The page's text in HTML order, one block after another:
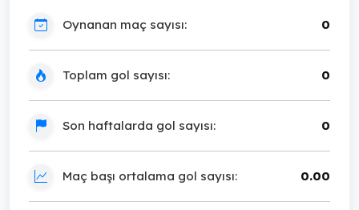
Oynanan maç sayısı: 0
Toplam gol sayısı: 0
Son haftalarda gol sayısı: 0
Maç başı ortalama gol sayısı: 0.00